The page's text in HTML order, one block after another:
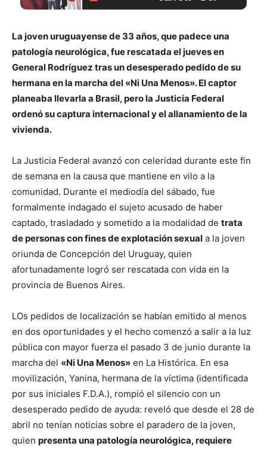
La joven uruguayense de 33 años, que padece una
patología neurológica, fue rescatada el jueves en
General Rodríguez tras un desesperado pedido de su
hermana en la marcha del «Ni Una Menos». El captor
planeaba llevarla a Brasil, pero la Justicia Federal
ordenó su captura internacional y el allanamiento de la
vivienda.
La Justicia Federal avanzó con celeridad durante este fin
de semana en la causa que mantiene en vilo a la
comunidad. Durante el mediodía del sábado, fue
formalmente indagado el sujeto acusado de haber
captado, trasladado y sometido a la modalidad de trata
de personas con fines de explotación sexual a la joven
oriunda de Concepción del Uruguay, quien
afortunadamente logró ser rescatada con vida en la
provincia de Buenos Aires.
LOs pedidos de localización se habían emitido al menos
en dos oportunidades y el hecho comenzó a salir a la luz
pública con mayor fuerza el pasado 3 de junio durante la
marcha del «Ni Una Menos» en La Histórica. En esa
movilización, Yanina, hermana de la víctima (identificada
por sus iniciales F.D.A.), rompió el silencio con un
desesperado pedido de ayuda: reveló que desde el 28 de
abril no tenían noticias sobre el paradero de la joven,
quien presenta una patología neurológica, requiere